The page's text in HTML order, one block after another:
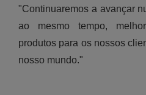
"Continuaremos a avançar
ao mesmo tempo,
produtos para os nossos
nosso mundo."